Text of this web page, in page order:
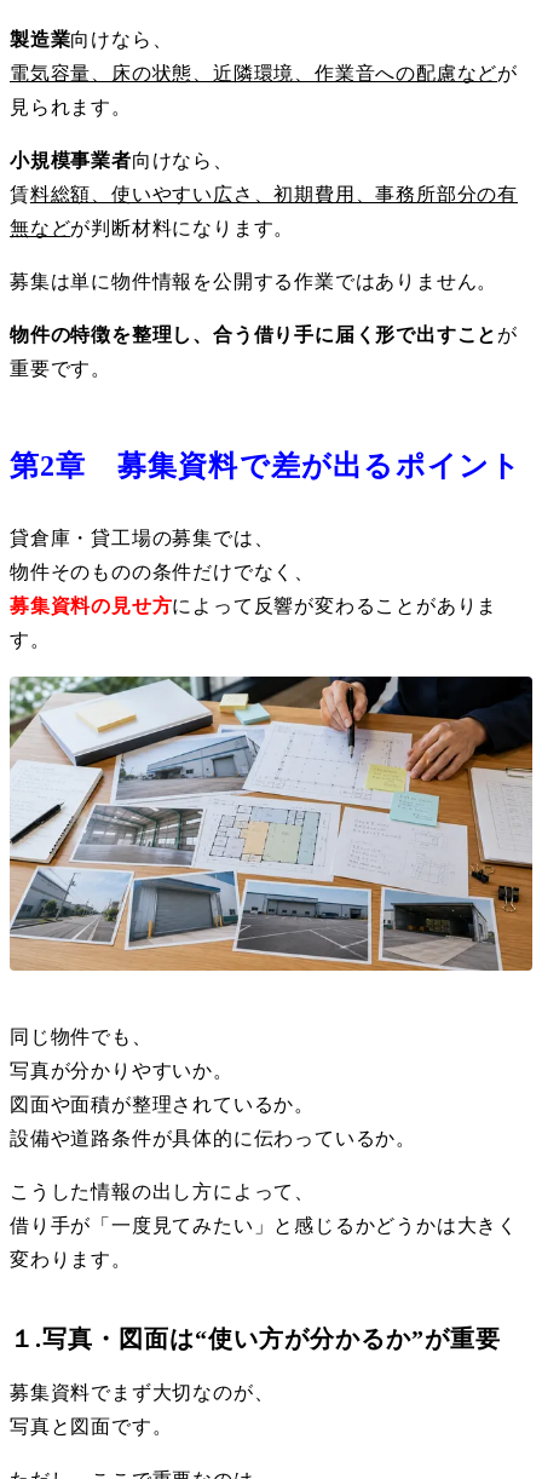
製造業向けなら、
電気容量、床の状態、近隣環境、作業音への配慮などが
見られます。
小規模事業者向けなら、
賃料総額、使いやすい広さ、初期費用、事務所部分の有
無などが判断材料になります。
募集は単に物件情報を公開する作業ではありません。
物件の特徴を整理し、合う借り手に届く形で出すこと が
重要です。
第2章 募集資料で差が出るポイント
貸倉庫・貸工場の募集では、
物件そのものの条件だけでなく、
募集資料の見せ方によって反響が変わることがありま
す。
同じ物件でも、
写真が分かりやすいか。
図面や面積が整理されているか。
設備や道路条件が具体的に伝わっているか。
こうした情報の出し方によって、
借り手が「一度見てみたい」と感じるかどうかは大きく
変わります。
１.写真・図面は“使い方が分かるか”が重要
募集資料でまず大切なのが、
写真と図面です。